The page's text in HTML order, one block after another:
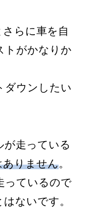
らに車を自
トがかなりか
ダウンしたい
が走っている
ありません。
っているので
ないです。